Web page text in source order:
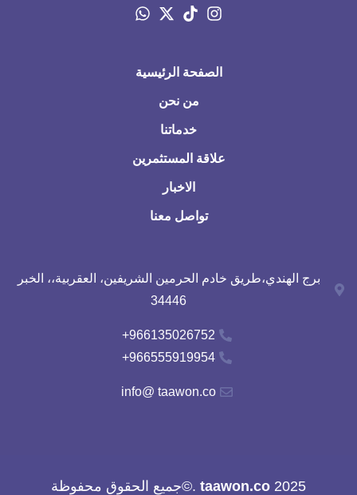
الصفحة الرئيسية
من نحن
خدماتنا
علاقة المستثمرين
الاخبار
تواصل معنا
برج الهندي،طريق خادم الحرمين الشريفين، العقربية،، الخبر
34446
966135026752+
966555919954+
info@ taawon.co
2025
taawon.co.©جميع الحقوق محفوظة